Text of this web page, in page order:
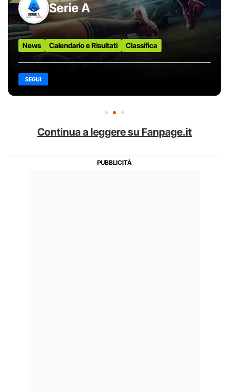
Serie A
News Calendario e Risultati Classifica
SEGUI
Continua a leggere su Fanpage.it